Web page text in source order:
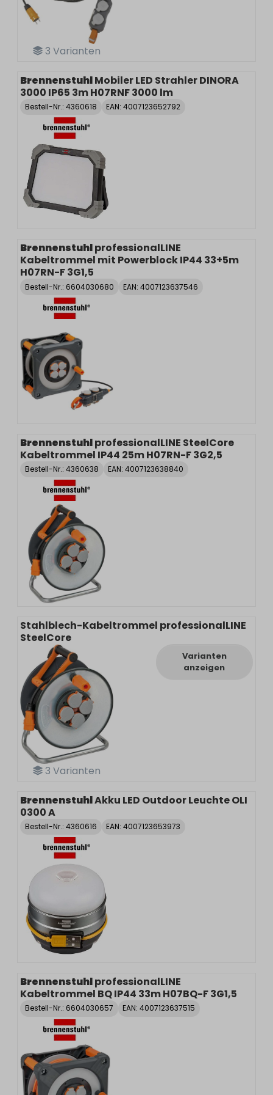
3 Varianten
BrennenstuhlMobiler LED Strahler DINORA
3000 IP65 3m H07RNF 3000 lm
Bestell-Nr.: 4360618 EAN: 4007123652792
BrennenstuhlprofessionalLINE
Kabeltrommel mit Powerblock IP44 33+5m
H07RN-F 3G1,5
Bestell-Nr.: 6604030680 EAN: 4007123637546
BrennenstuhlprofessionalLINE SteelCore
Kabeltrommel IP44 25m H07RN-F 3G2,5
Bestell-Nr.: 4360638 EAN: 4007123638840
3 Varianten
Stahlblech-Kabeltrommel professionalLINE
SteelCore
Varianten
anzeigen
BrennenstuhlAkku LED Outdoor Leuchte OLI
0300 A
Bestell-Nr.: 4360616 EAN: 4007123653973
BrennenstuhlprofessionalLINE
Kabeltrommel BQ IP44 33m H07BQ-F 3G1,5
Bestell-Nr.: 6604030657 EAN: 4007123637515